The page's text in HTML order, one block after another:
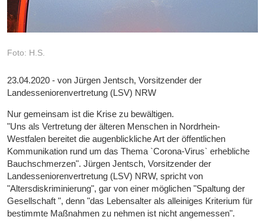
Foto: H.S.
23.04.2020 - von Jürgen Jentsch, Vorsitzender der
Landesseniorenvertretung (LSV) NRW
Nur gemeinsam ist die Krise zu bewältigen.
"Uns als Vertretung der älteren Menschen in Nordrhein-
Westfalen bereitet die augenblickliche Art der öffentlichen
Kommunikation rund um das Thema `Corona-Virus` erhebliche
Bauchschmerzen". Jürgen Jentsch, Vorsitzender der
Landesseniorenvertretung (LSV) NRW, spricht von
"Altersdiskriminierung", gar von einer möglichen "Spaltung der
Gesellschaft ", denn "das Lebensalter als alleiniges Kriterium für
bestimmte Maßnahmen zu nehmen ist nicht angemessen".